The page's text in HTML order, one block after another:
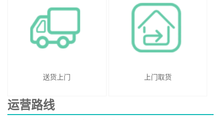
送货上门 上门取货
运营路线